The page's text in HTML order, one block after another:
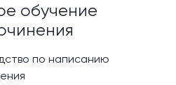
обучение
по написанию